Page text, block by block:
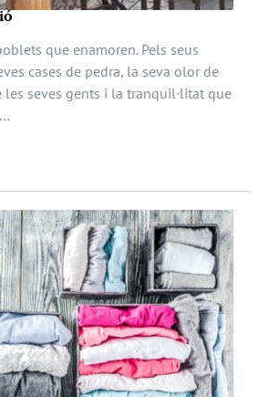
que enamoren. Pels seus
cases de pedra, la seva olor de
seves gents i la tranquil·litat que